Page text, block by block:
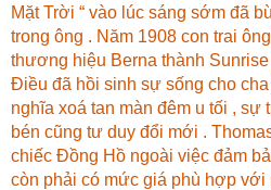
Mặt Trời “ vào lúc sáng sớm đã
trong ông . Năm 1908 con trai
thương hiệu Berna thành Sunrise
Điều đã hồi sinh sự sống cho
nghĩa xoá tan màn đêm u tối , sự
bén cũng tư duy đổi mới .
chiếc Đồng Hồ ngoài việc đảm
còn phải có mức giá phù hợp với